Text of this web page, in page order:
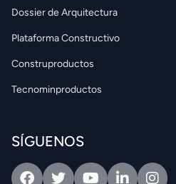
Dossier de Arquitectura
Plataforma Constructivo
Construproductos
Tecnominproductos
SÍGUENOS
FacebookTwitterYoutubeLinkedinIntagram